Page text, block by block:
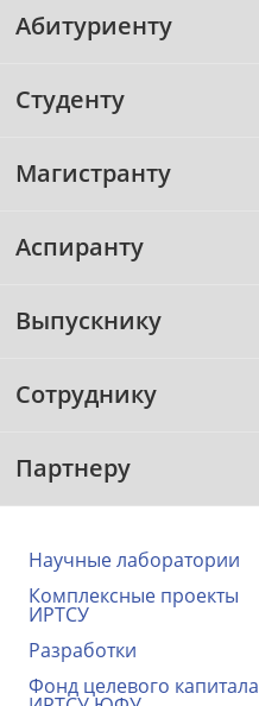
Абитуриенту
Студенту
Магистранту
Аспиранту
Выпускнику
Сотруднику
Партнеру
Научные лаборатории
Комплексные проекты
ИРТСУ
Разработки
Фонд целевого капитала